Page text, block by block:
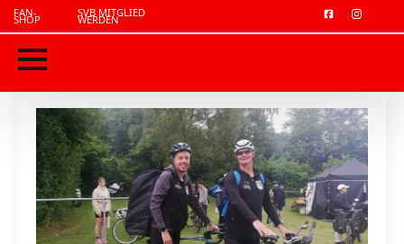
FAN-
SHOP
SVB MITGLIED
WERDEN